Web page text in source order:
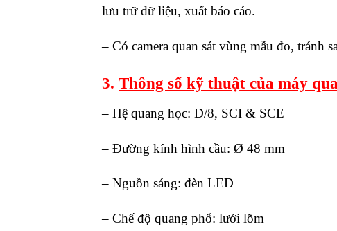
lưu trữ dữ liệu, xuất báo cáo.
– Có camera quan sát vùng mẫu đo, tránh
3. Thông số kỹ thuật của máy
– Hệ quang học: D/8, SCI & SCE
– Đường kính hình cầu: Ø 48 mm
– Nguồn sáng: đèn LED
– Chế độ quang phổ: lưới lõm